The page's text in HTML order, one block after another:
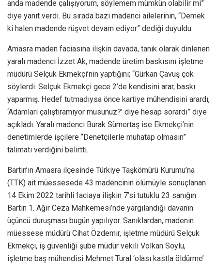
anda madende çalışıyorum, söylemem mümkün olabilir mi”
diye yanıt verdi. Bu sırada bazı madenci ailelerinin, “Demek
ki halen madende rüşvet devam ediyor” dediği duyuldu.
Amasra maden faciasına ilişkin davada, tanık olarak dinlenen
yaralı madenci İzzet Ak, madende üretim baskısını işletme
müdürü Selçuk Ekmekçi’nin yaptığını; “Gürkan Çavuş çok
söylerdi. Selçuk Ekmekçi gece 2’de kendisini arar, baskı
yaparmış. Hedef tutmadıysa önce kartiye mühendisini arardı,
‘Adamları çalıştıramıyor musunuz?’ diye hesap sorardı” diye
açıkladı. Yaralı madenci Burak Sümertaş ise Ekmekçi’nin
denetimlerde işçilere “Denetçilerle muhatap olmasın”
talimatı verdiğini belirtti.
Bartın’ın Amasra ilçesinde Türkiye Taşkömürü Kurumu’na
(TTK) ait müessesede 43 madencinin ölümüyle sonuçlanan
14 Ekim 2022 tarihli faciaya ilişkin 7’si tutuklu 23 sanığın
Bartın 1. Ağır Ceza Mahkemesi’nde yargılandığı davanın
üçüncü duruşması bugün yapılıyor. Sanıklardan, madenin
müessese müdürü Cihat Özdemir, işletme müdürü Selçuk
Ekmekçi, iş güvenliği şube müdür vekili Volkan Soylu,
işletme baş mühendisi Mehmet Tural ‘olası kastla öldürme’